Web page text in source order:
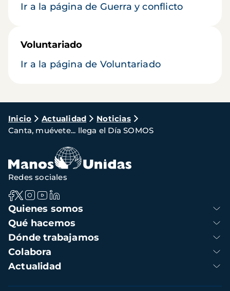
Ir a la página de Guerra y conflicto
Voluntariado
Ir a la página de Voluntariado
Ruta
de
navegación
Inicio Actualidad
Noticias
Canta, muévete... llega el Día SOMOS
Navegación
principal
Quienes somos
Qué hacemos
Dónde trabajamos
Colabora
Actualidad
Redes sociales